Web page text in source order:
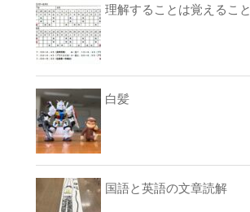
理解することは覚えること
白髪
国語と英語の文章読解